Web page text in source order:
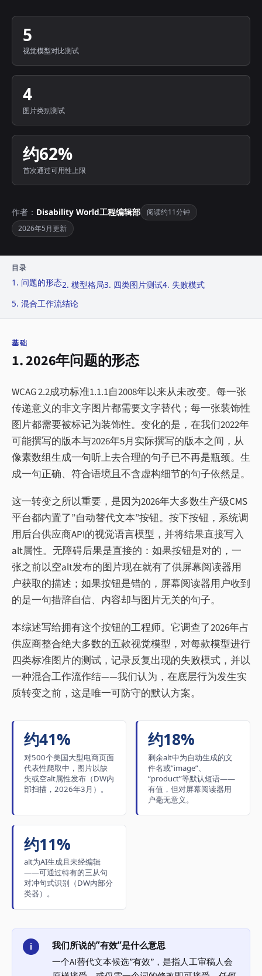
5
视觉模型对比测试
4
图片类别测试
约62%
首次通过可用性上限
作者： Disability World工程编辑部
阅读约11分钟
2026年5月更新
目录
1. 问题的形态2. 模型格局3. 四类图片测试4. 失败模式
5. 混合工作流结论
基础
1. 2026年问题的形态
WCAG 2.2成功标准1.1.1自2008年以来从未改变。每一张
传递意义的非文字图片都需要文字替代；每一张装饰性
图片都需要被标记为装饰性。变化的是，在我们2022年
可能撰写的版本与2026年5月实际撰写的版本之间，从
像素数组生成一句听上去合理的句子已不再是瓶颈。生
成一句正确、符合语境且不含虚构细节的句子依然是。
这一转变之所以重要，是因为2026年大多数生产级CMS
平台都内置了”自动替代文本”按钮。按下按钮，系统调
用后台供应商API的视觉语言模型，并将结果直接写入
alt属性。无障碍后果是直接的：如果按钮是对的，一
张之前以空alt发布的图片现在就有了供屏幕阅读器用
户获取的描述；如果按钮是错的，屏幕阅读器用户收到
的是一句措辞自信、内容却与图片无关的句子。
本综述写给拥有这个按钮的工程师。它调查了2026年占
供应商整合绝大多数的五款视觉模型，对每款模型进行
四类标准图片的测试，记录反复出现的失败模式，并以
一种混合工作流作结——我们认为，在底层行为发生实
质转变之前，这是唯一可防守的默认方案。
约41%
对500个美国大型电商页面
代表性爬取中，图片以缺
失或空alt属性发布（DW内
部扫描，2026年3月）。
约18%
剩余alt中为自动生成的文
件名或”image”、
“product”等默认短语——
有值，但对屏幕阅读器用
户毫无意义。
约11%
alt为AI生成且未经编辑
——可通过特有的三从句
对冲句式识别（DW内部分
类器）。
i 我们所说的”有效”是什么意思
一个AI替代文本候选”有效”，是指人工审稿人会